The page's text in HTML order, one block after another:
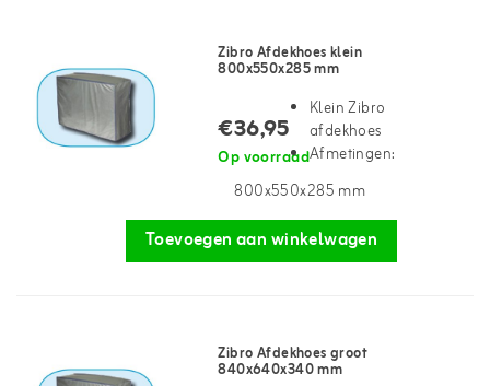
Zibro Afdekhoes klein
800x550x285 mm
€36,95
Op voorraad
Klein Zibro
afdekhoes
Afmetingen:
800x550x285 mm
Toevoegen aan winkelwagen
Zibro Afdekhoes groot
840x640x340 mm